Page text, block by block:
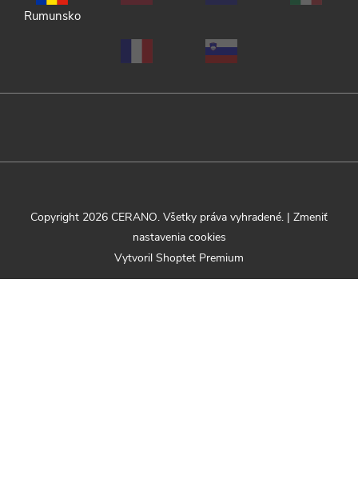
Rumunsko
Vytvoril Shoptet Premium
Copyright 2026 CERANO. Všetky práva vyhradené. | Zmeniť
nastavenia cookies